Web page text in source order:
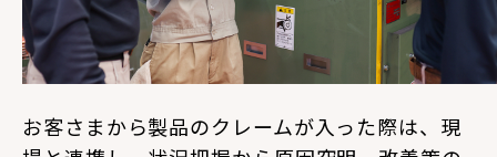
お客さまから製品のクレームが入った際は、現